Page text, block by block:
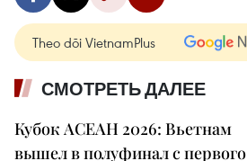
Theo dõi VietnamPlus
СМОТРЕТЬ ДАЛЕЕ
Кубок АСЕАН 2026: Вьетнам
вышел в полуфинал с первого